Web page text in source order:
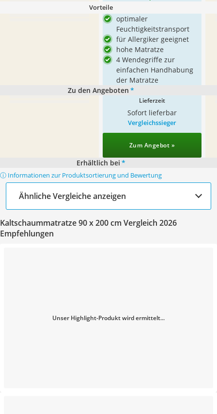
Vorteile
optimaler
Feuchtigkeitstransport
für Allergiker geeignet
hohe Matratze
4 Wendegriffe zur
einfachen Handhabung
der Matratze
Zu den Angeboten *
Lieferzeit
Sofort lieferbar
Vergleichssieger
Zum Angebot »
Erhältlich bei *
ⓘ Informationen zur Produktsortierung und Bewertung
Ähnliche Vergleiche anzeigen
Kaltschaummatratze 90 x 200 cm Vergleich 2026
Empfehlungen
Unser Highlight-Produkt wird ermittelt...